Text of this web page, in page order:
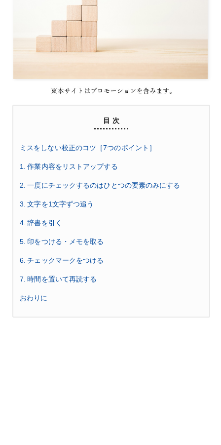
目 次
ミスをしない校正のコツ［7つのポイント］
1. 作業内容をリストアップする
2. 一度にチェックするのはひとつの要素のみにする
3. 文字を1文字ずつ追う
4. 辞書を引く
5. 印をつける・メモを取る
6. チェックマークをつける
7. 時間を置いて再読する
おわりに